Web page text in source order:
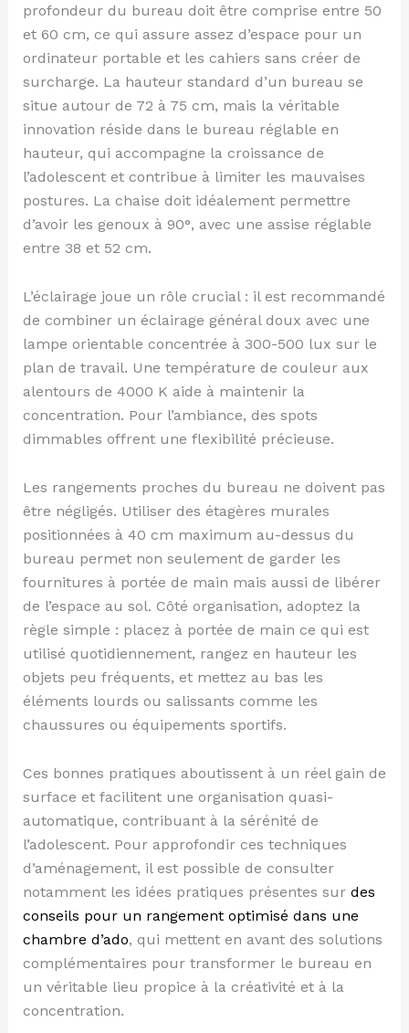
profondeur du bureau doit être comprise entre 50
et 60 cm, ce qui assure assez d’espace pour un
ordinateur portable et les cahiers sans créer de
surcharge. La hauteur standard d’un bureau se
situe autour de 72 à 75 cm, mais la véritable
innovation réside dans le bureau réglable en
hauteur, qui accompagne la croissance de
l’adolescent et contribue à limiter les mauvaises
postures. La chaise doit idéalement permettre
d’avoir les genoux à 90°, avec une assise réglable
entre 38 et 52 cm.
L’éclairage joue un rôle crucial : il est recommandé
de combiner un éclairage général doux avec une
lampe orientable concentrée à 300-500 lux sur le
plan de travail. Une température de couleur aux
alentours de 4000 K aide à maintenir la
concentration. Pour l’ambiance, des spots
dimmables offrent une flexibilité précieuse.
Les rangements proches du bureau ne doivent pas
être négligés. Utiliser des étagères murales
positionnées à 40 cm maximum au-dessus du
bureau permet non seulement de garder les
fournitures à portée de main mais aussi de libérer
de l’espace au sol. Côté organisation, adoptez la
règle simple : placez à portée de main ce qui est
utilisé quotidiennement, rangez en hauteur les
objets peu fréquents, et mettez au bas les
éléments lourds ou salissants comme les
chaussures ou équipements sportifs.
Ces bonnes pratiques aboutissent à un réel gain de
surface et facilitent une organisation quasi-
automatique, contribuant à la sérénité de
l’adolescent. Pour approfondir ces techniques
d’aménagement, il est possible de consulter
notamment les idées pratiques présentes sur des
conseils pour un rangement optimisé dans une
chambre d’ado, qui mettent en avant des solutions
complémentaires pour transformer le bureau en
un véritable lieu propice à la créativité et à la
concentration.